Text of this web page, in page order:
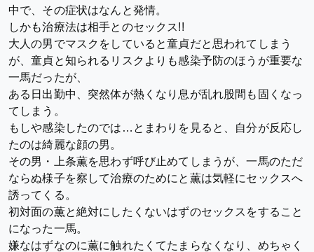
中で、その症状はなんと発情。
しかも治療法は相手とのセックス!!
大人の男でマスクをしていると童貞だと思われてしまう
が、童貞と知られるリスクよりも感染予防のほうが重要な
一馬だったが、
ある日出勤中、突然体が熱くなり息が乱れ股間も固くなっ
てしまう。
もしや感染したのでは…とまわりを見ると、自分が反応し
たのは綺麗な顔の男。
その男・上条薫を思わず呼び止めてしまうが、一馬のただ
ならぬ様子を察して治療のためにと薫は気軽にセックスへ
誘ってくる。
初対面の薫と絶対にしたくないはずのセックスをすること
になった一馬。
嫌なはずなのに薫に触れたくてたまらなくなり、めちゃく